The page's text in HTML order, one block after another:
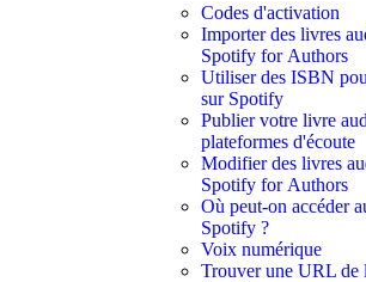
Codes d'activation
Importer des livres
Spotify for Authors
Utiliser des ISBN
sur Spotify
Publier votre livre
plateformes d'écoute
Modifier des livres
Spotify for Authors
Où peut-on accéder
Spotify ?
Voix numérique
Trouver une URL de